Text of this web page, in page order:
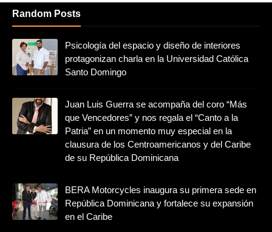
Random Posts
Psicología del espacio y diseño de interiores
protagonizan charla en la Universidad Católica
Santo Domingo
Juan Luis Guerra se acompaña del coro “Más
que Vencedores” y nos regala el “Canto a la
Patria” en un momento muy especial en la
clausura de los Centroamericanos y del Caribe
de su República Dominicana
BERA Motorcycles inaugura su primera sede en
República Dominicana y fortalece su expansión
en el Caribe